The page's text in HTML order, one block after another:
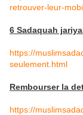
retrouver-leur-
6 Sadaquah
https://
seulement.html
Rembourser la
https://